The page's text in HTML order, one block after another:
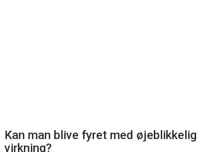
Kan man blive fyret med øjeblikkelig
virkning?